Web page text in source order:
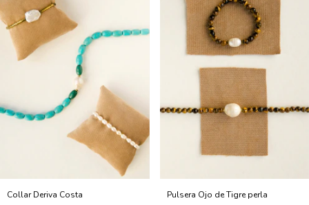
Collar Deriva Costa Pulsera Ojo de Tigre perla